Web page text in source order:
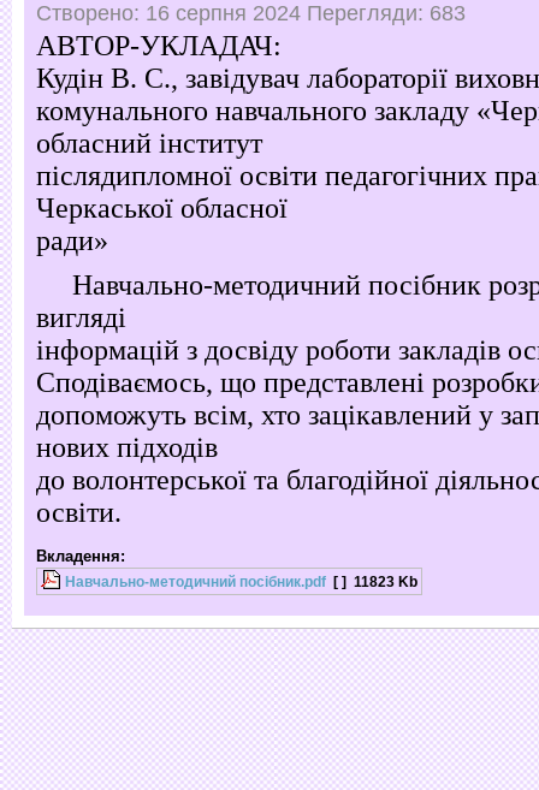
Створено: 16 серпня 2024 Перегляди: 683
АВТОР-УКЛАДАЧ:
Кудін В. С., завідувач лабораторії
комунального навчального закладу
обласний інститут
післядипломної освіти педагогічних
Черкаської обласної
ради»
Навчально-методичний посібник
вигляді
інформацій з досвіду роботи закладів
Сподіваємось, що представлені
допоможуть всім, хто зацікавлений у
нових підходів
до волонтерської та благодійної
освіти.
Вкладення:
Навчально-методичний посібник.pdf [ ] 11823 Kb